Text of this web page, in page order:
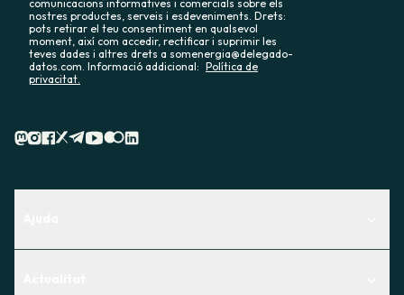
comunicacions informatives i comercials sobre els
nostres productes, serveis i esdeveniments. Drets:
pots retirar el teu consentiment en qualsevol
moment, així com accedir, rectificar i suprimir les
teves dades i altres drets a somenergia@delegado-
datos.com. Informació addicional: Política de
privacitat.